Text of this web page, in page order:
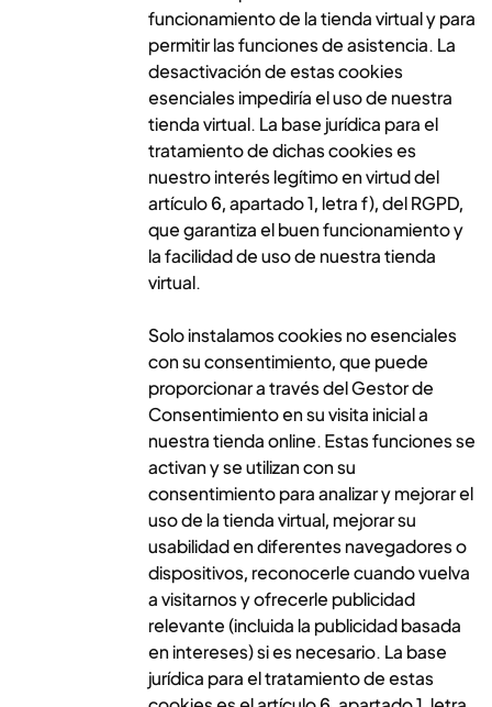
funcionamiento de la tienda virtual y para
permitir las funciones de asistencia. La
desactivación de estas cookies
esenciales impediría el uso de nuestra
tienda virtual. La base jurídica para el
tratamiento de dichas cookies es
nuestro interés legítimo en virtud del
artículo 6, apartado 1, letra f), del RGPD,
que garantiza el buen funcionamiento y
la facilidad de uso de nuestra tienda
virtual.
Solo instalamos cookies no esenciales
con su consentimiento, que puede
proporcionar a través del Gestor de
Consentimiento en su visita inicial a
nuestra tienda online. Estas funciones se
activan y se utilizan con su
consentimiento para analizar y mejorar el
uso de la tienda virtual, mejorar su
usabilidad en diferentes navegadores o
dispositivos, reconocerle cuando vuelva
a visitarnos y ofrecerle publicidad
relevante (incluida la publicidad basada
en intereses) si es necesario. La base
jurídica para el tratamiento de estas